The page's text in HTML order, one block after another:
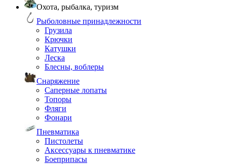
Охота, рыбалка, туризм
Рыболовные принадлежности
Грузила
Крючки
Катушки
Леска
Блесны, воблеры
Снаряжение
Саперные лопаты
Топоры
Фляги
Фонари
Пневматика
Пистолеты
Аксессуары к пневматике
Боеприпасы